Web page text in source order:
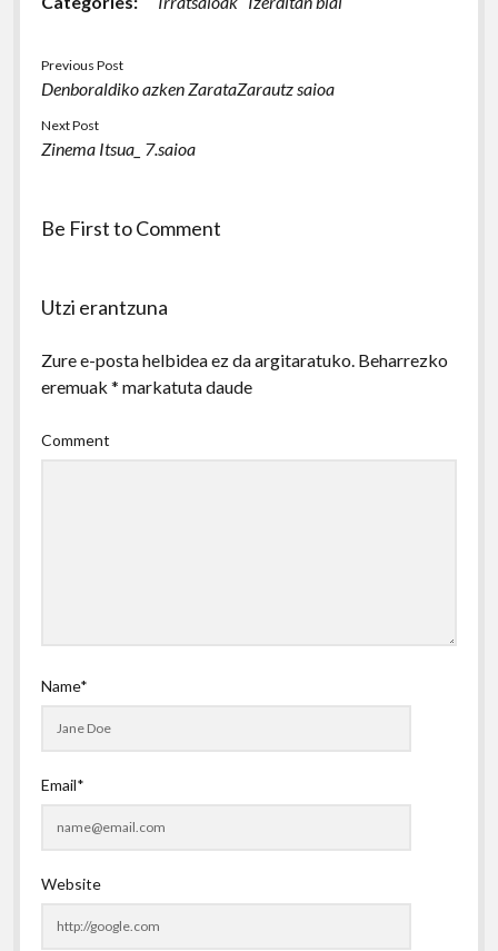
Previous Post
Denboraldiko azken ZarataZarautz saioa
Next Post
Zinema Itsua_ 7.saioa
Be First to Comment
Utzi erantzuna
Zure e-posta helbidea ez da argitaratuko. Beharrezko
eremuak * markatuta daude
Comment
Name*
Email*
Website